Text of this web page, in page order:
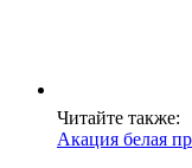
Читайте также:
Акация белая